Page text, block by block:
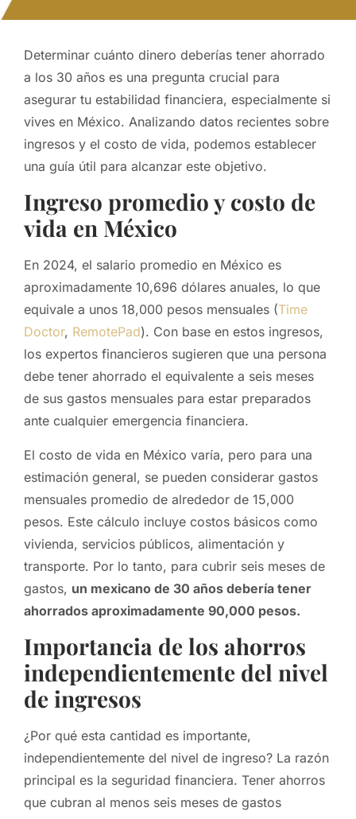
Determinar cuánto dinero deberías tener ahorrado
a los 30 años es una pregunta crucial para
asegurar tu estabilidad financiera, especialmente si
vives en México. Analizando datos recientes sobre
ingresos y el costo de vida, podemos establecer
una guía útil para alcanzar este objetivo.
Ingreso promedio y costo de
vida en México
En 2024, el salario promedio en México es
aproximadamente 10,696 dólares anuales, lo que
equivale a unos 18,000 pesos mensuales (Time
Doctor, RemotePad). Con base en estos ingresos,
los expertos financieros sugieren que una persona
debe tener ahorrado el equivalente a seis meses
de sus gastos mensuales para estar preparados
ante cualquier emergencia financiera.
El costo de vida en México varía, pero para una
estimación general, se pueden considerar gastos
mensuales promedio de alrededor de 15,000
pesos. Este cálculo incluye costos básicos como
vivienda, servicios públicos, alimentación y
transporte. Por lo tanto, para cubrir seis meses de
gastos, un mexicano de 30 años debería tener
ahorrados aproximadamente 90,000 pesos.
Importancia de los ahorros
independientemente del nivel
de ingresos
¿Por qué esta cantidad es importante,
independientemente del nivel de ingreso? La razón
principal es la seguridad financiera. Tener ahorros
que cubran al menos seis meses de gastos